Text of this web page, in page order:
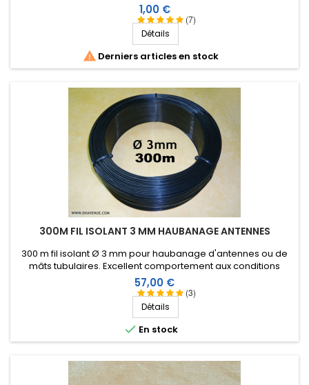
(7)
Prix
1,00 €
Détails
 Derniers articles en stock
300M FIL ISOLANT 3 MM HAUBANAGE ANTENNES
(3)
300 m fil isolant Ø 3 mm pour haubanage d'antennes ou de
mâts tubulaires. Excellent comportement aux conditions
climatiques (eau, soleil, gel), résistance à la rupture élevée,
très bonne isolation HF, longévité de plus de 25 ans !
Prix
57,00 €
Détails
 En stock